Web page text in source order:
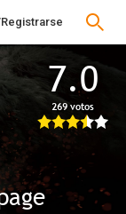
7.0
269 votos